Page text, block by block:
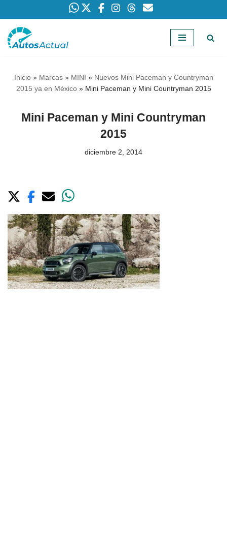
Saltar
Inicio» Marcas» MINI » Nuevos Mini Paceman y Countryman
2015 ya en México» Mini Paceman y Mini Countryman 2015
Mini Paceman y Mini Countryman
2015
diciembre 2, 2014